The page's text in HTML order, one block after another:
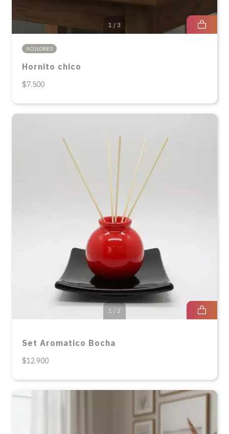
1 / 3
9 COLORES
Hornito chico
$7.500
1 / 2
Set Aromatico Bocha
$12.900